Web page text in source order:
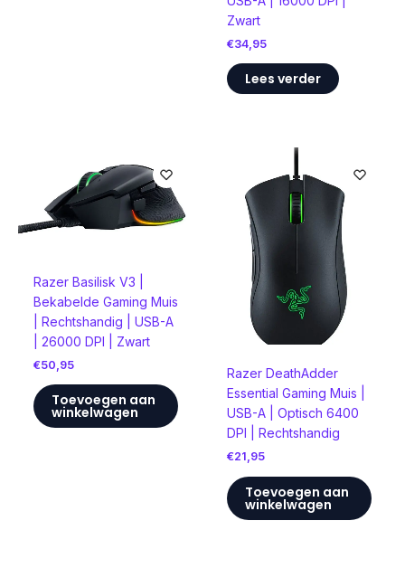
Zwart
€34,95
Lees verder
Razer Basilisk V3 |
Bekabelde Gaming Muis
| Rechtshandig | USB-A
| 26000 DPI | Zwart
€50,95
Toevoegen aan
winkelwagen
Razer DeathAdder
Essential Gaming Muis |
USB-A | Optisch 6400
DPI | Rechtshandig
€21,95
Toevoegen aan
winkelwagen